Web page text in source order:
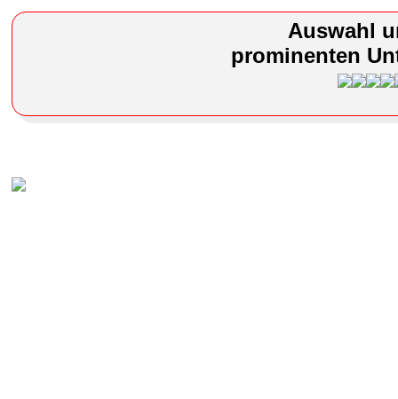
Auswahl
prominenten